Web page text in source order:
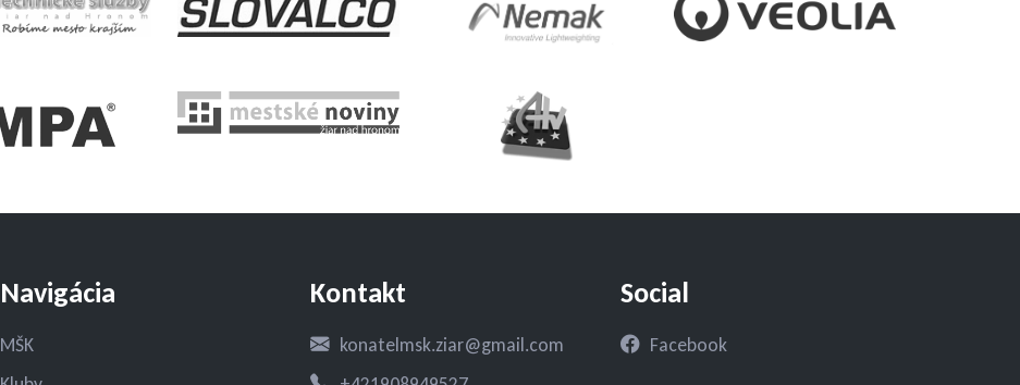
Navigácia
MŠK
Kontakt
konatelmsk.ziar@gmail.com
Social
Facebook